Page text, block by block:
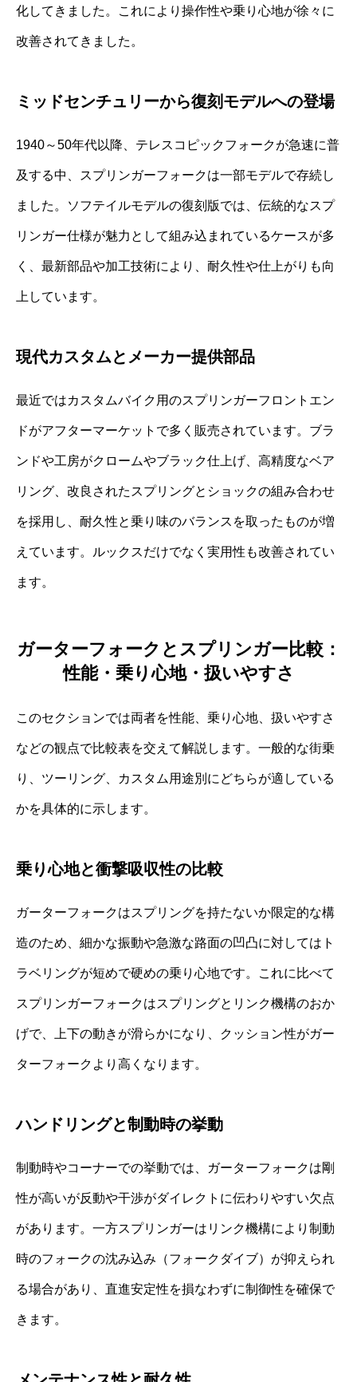
化してきました。これにより操作性や乗り心地が徐々に
改善されてきました。
ミッドセンチュリーから復刻モデルへの登場
1940～50年代以降、テレスコピックフォークが急速に普
及する中、スプリンガーフォークは一部モデルで存続し
ました。ソフテイルモデルの復刻版では、伝統的なスプ
リンガー仕様が魅力として組み込まれているケースが多
く、最新部品や加工技術により、耐久性や仕上がりも向
上しています。
現代カスタムとメーカー提供部品
最近ではカスタムバイク用のスプリンガーフロントエン
ドがアフターマーケットで多く販売されています。ブラ
ンドや工房がクロームやブラック仕上げ、高精度なベア
リング、改良されたスプリングとショックの組み合わせ
を採用し、耐久性と乗り味のバランスを取ったものが増
えています。ルックスだけでなく実用性も改善されてい
ます。
ガーターフォークとスプリンガー比較：
性能・乗り心地・扱いやすさ
このセクションでは両者を性能、乗り心地、扱いやすさ
などの観点で比較表を交えて解説します。一般的な街乗
り、ツーリング、カスタム用途別にどちらが適している
かを具体的に示します。
乗り心地と衝撃吸収性の比較
ガーターフォークはスプリングを持たないか限定的な構
造のため、細かな振動や急激な路面の凹凸に対してはト
ラベリングが短めで硬めの乗り心地です。これに比べて
スプリンガーフォークはスプリングとリンク機構のおか
げで、上下の動きが滑らかになり、クッション性がガー
ターフォークより高くなります。
ハンドリングと制動時の挙動
制動時やコーナーでの挙動では、ガーターフォークは剛
性が高いが反動や干渉がダイレクトに伝わりやすい欠点
があります。一方スプリンガーはリンク機構により制動
時のフォークの沈み込み（フォークダイブ）が抑えられ
る場合があり、直進安定性を損なわずに制御性を確保で
きます。